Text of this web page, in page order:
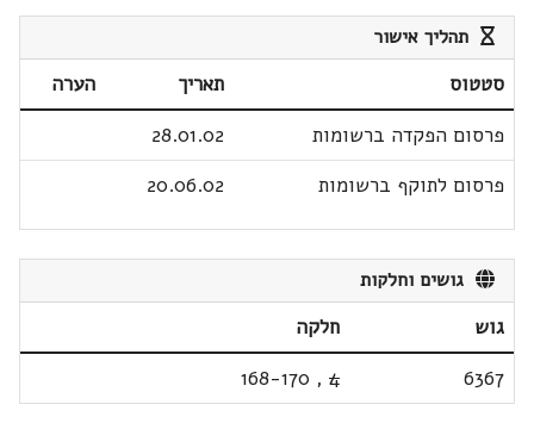
תהליך אישור
סטטוס תאריך
הערה
פרסום הפקדה ברשומות
28.01.02
פרסום לתוקף ברשומות
20.06.02
גושים וחלקות
גוש
חלקה
6367
4
,
168-170